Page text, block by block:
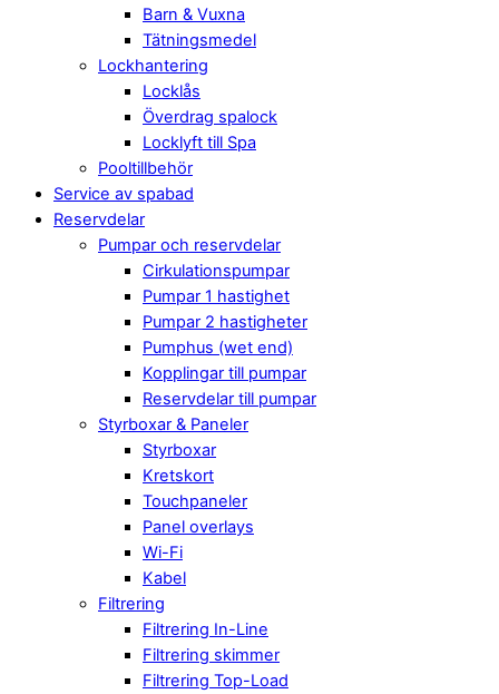
Barn & Vuxna
Tätningsmedel
Lockhantering
Locklås
Överdrag spalock
Locklyft till Spa
Pooltillbehör
Service av spabad
Reservdelar
Pumpar och reservdelar
Cirkulationspumpar
Pumpar 1 hastighet
Pumpar 2 hastigheter
Pumphus (wet end)
Kopplingar till pumpar
Reservdelar till pumpar
Styrboxar & Paneler
Styrboxar
Kretskort
Touchpaneler
Panel overlays
Wi-Fi
Kabel
Filtrering
Filtrering In-Line
Filtrering skimmer
Filtrering Top-Load